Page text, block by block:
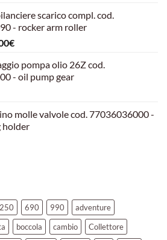
attuale
è:
30,00€.
scarico compl. cod.
- rocker arm roller
€Il
attuale
è:
pompa olio 26Z cod.
- oil pump gear
molle valvole cod. 77036036000 -
holder
250 690 990
adventure
boccola cambio
Collettore